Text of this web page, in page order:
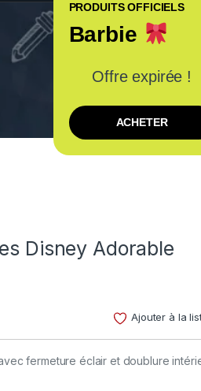
PRODUITS OFFICIELS
Barbie
Offre expirée !
ACHETER
Disney Adorable
Ajouter à la
fermeture éclair et doublure